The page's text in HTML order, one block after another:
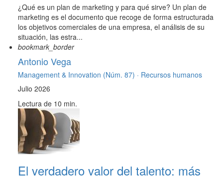
¿Qué es un plan de marketing y para qué sirve? Un plan de
marketing es el documento que recoge de forma estructurada
los objetivos comerciales de una empresa, el análisis de su
situación, las estra...
bookmark_border
Antonio Vega
Management & Innovation (Núm. 87) · Recursos humanos
Julio 2026
Lectura de 10 min.
El verdadero valor del talento: más